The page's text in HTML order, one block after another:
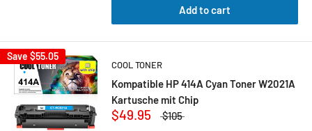
Add to cart
Save $55.05
COOL TONER
Kompatible HP 414A Cyan Toner W2021A
Kartusche mit Chip
$49.95 $105